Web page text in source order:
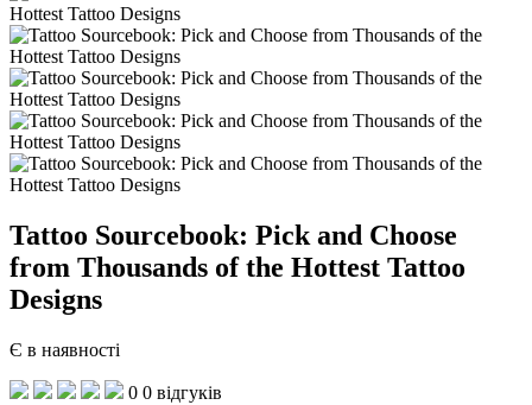
Tattoo Sourcebook: Pick and Choose
from Thousands of the Hottest Tattoo
Designs
Є в наявності
0 0 відгуків